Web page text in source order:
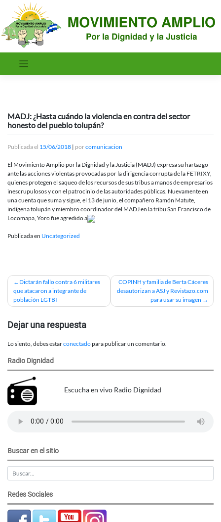
contenido
MADJ: ¿Hasta cuándo la violencia en contra del sector
honesto del pueblo tolupán?
Publicada el 15/06/2018 | porcomunicacion
El Movimiento Amplio por la Dignidad y la Justicia (MADJ) expresa su hartazgo
ante las acciones violentas provocadas por la dirigencia corrupta de la FETRIXY,
quienes protegen el saqueo de los recursos de sus tribus a manos de empresarios
inescrupulosos y con el patrocinio de las autoridades públicas. Nuevamente en
una cuenta que suma y sigue, el 13 de junio, el compañero Ramón Matute,
indígena tolupán y miembro coordinador del MADJ en la tribu San Francisco de
Locomapa, Yoro fue agredido a
Publicada en Uncategorized
Navegación
de
Dictarán fallo contra 6 militares
que atacaron a integrante de
población LGTBI
COPINH y familia de Berta Cáceres
desautorizan a ASJ y Revistazo.com
para usar su imagen
Dejar una respuesta
Lo siento, debes estarconectadopara publicar un comentario.
Radio Dignidad
Escucha en vivo Radio Dignidad
Buscar en el sitio
Redes Sociales